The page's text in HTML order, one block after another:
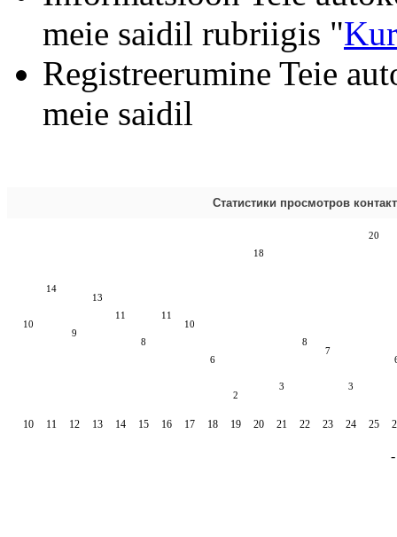
meie saidil rubriigis "
Registreerumine Teie
meie saidil
Статистики просмотров
10
10
14
11
9
12
13
13
11
14
8
15
11
16
10
17
6
18
2
19
18
20
3
21
8
22
7
23
3
24
20
25